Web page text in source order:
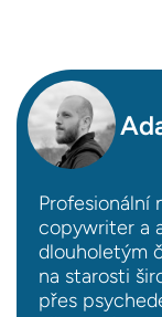
Profesionální
copywriter a
dlouholetým
na starosti
přes